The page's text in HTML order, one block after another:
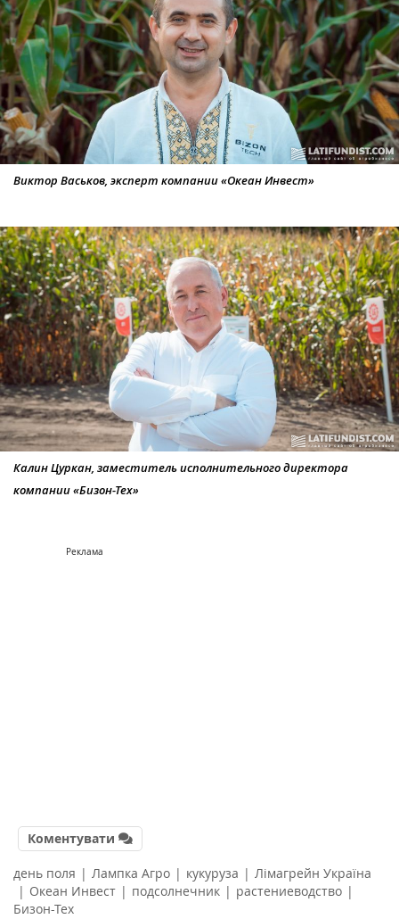
Виктор Васьков, эксперт компании «Океан Инвест»
Калин Цуркан, заместитель исполнительного директора
компании «Бизон-Тех»
Реклама
Коментувати
день поля | Лампка Агро | кукуруза | Лімагрейн Україна
| Океан Инвест | подсолнечник | растениеводство |
Бизон-Тех